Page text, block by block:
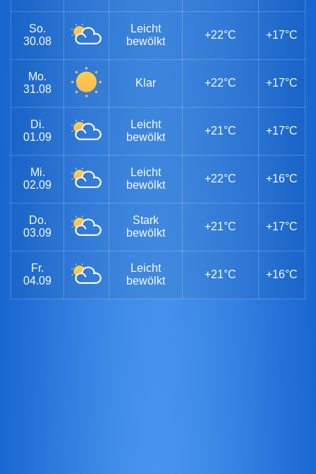
So.
30.08
Leicht
bewölkt
+22°C +17°C
Mo.
31.08
Klar +22°C +17°C
Di.
01.09
Leicht
bewölkt
+21°C +17°C
Mi.
02.09
Leicht
bewölkt
+22°C +16°C
Do.
03.09
Stark
bewölkt
+21°C +17°C
Fr.
04.09
Leicht
bewölkt
+21°C +16°C